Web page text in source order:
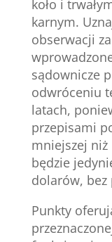
koło i
karnym.
obserwacji
sądownicze
odwróceniu
latach,
przepisami
mniejszej
będzie
dolarów,
Punkty